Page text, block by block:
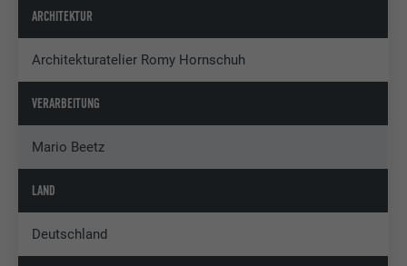
ARCHITEKTUR
Architekturatelier Romy Hornschuh
VERARBEITUNG
Mario Beetz
LAND
Deutschland